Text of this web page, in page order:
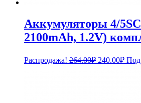
Аккумуляторы 4/
2100mAh, 1.2V)
Распродажа! 264.00₽ 240.00₽